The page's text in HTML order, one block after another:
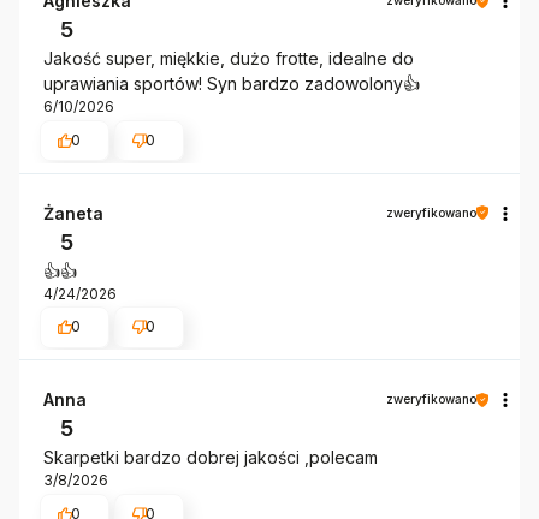
5
Jakość super, miękkie, dużo frotte, idealne do
uprawiania sportów! Syn bardzo zadowolony👍️
6/10/2026
0
0
Żaneta zweryfikowano
5
👍️👍️
4/24/2026
0
0
Anna zweryfikowano
5
Skarpetki bardzo dobrej jakości ,polecam
3/8/2026
0
0